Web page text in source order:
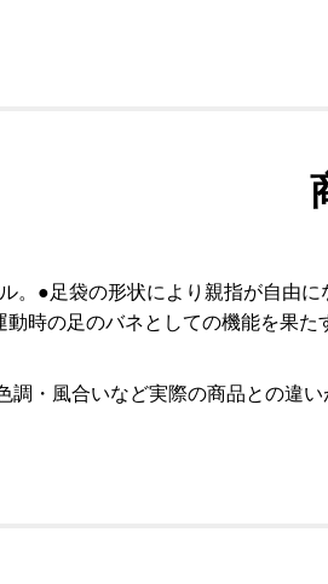
。●足袋の形状により親指が自由
時の足のバネとしての機能を果
・風合いなど実際の商品との違い